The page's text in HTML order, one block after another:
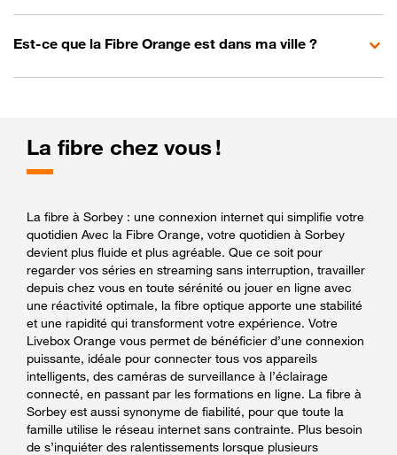
Est-ce que la Fibre Orange est dans ma ville ?
La fibre chez vous !
La fibre à Sorbey : une connexion internet qui simplifie votre
quotidien Avec la Fibre Orange, votre quotidien à Sorbey
devient plus fluide et plus agréable. Que ce soit pour
regarder vos séries en streaming sans interruption, travailler
depuis chez vous en toute sérénité ou jouer en ligne avec
une réactivité optimale, la fibre optique apporte une stabilité
et une rapidité qui transforment votre expérience. Votre
Livebox Orange vous permet de bénéficier d’une connexion
puissante, idéale pour connecter tous vos appareils
intelligents, des caméras de surveillance à l’éclairage
connecté, en passant par les formations en ligne. La fibre à
Sorbey est aussi synonyme de fiabilité, pour que toute la
famille utilise le réseau internet sans contrainte. Plus besoin
de s’inquiéter des ralentissements lorsque plusieurs